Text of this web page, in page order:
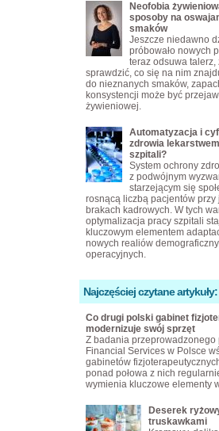
Neofobia
sposoby na
smaków
Jeszcze niedawno
próbowało nowych
teraz odsuwa talerz,
sprawdzić, co się na nim
do nieznanych smaków,
konsystencji może być
żywieniowej.
Automatyzacja i
zdrowia
szpitali?
System ochrony
z podwójnym
starzejącym się
rosnącą liczbą pacjentów przy
brakach kadrowych. W tych
optymalizacja pracy szpitali
kluczowym elementem
nowych realiów
operacyjnych.
Najczęściej czytane artykuły:
Co drugi polski gabinet
modernizuje swój sprzęt
Z badania przeprowadzonego
Financial Services w Polsce
gabinetów
ponad połowa z nich
wymienia kluczowe elementy
Deserek
truskawkami